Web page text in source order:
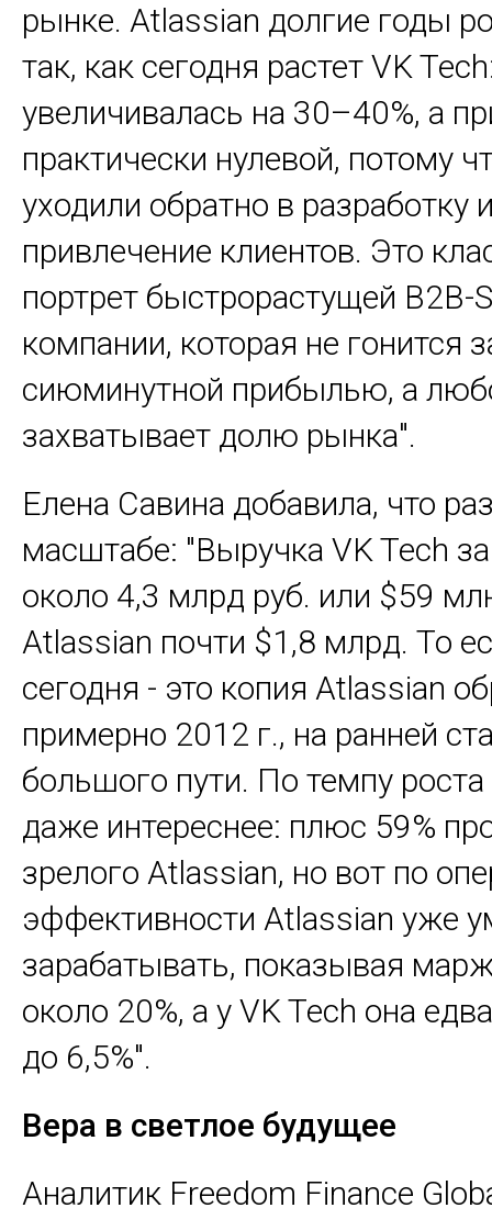
рынке. Atlassian долгие годы
так, как сегодня растет VK
увеличивалась на 30–40%, а
практически нулевой, потому
уходили обратно в разработку
привлечение клиентов. Это
портрет быстрорастущей B2B-
компании, которая не гонится
сиюминутной прибылью, а
захватывает долю рынка".
Елена Савина добавила, что
масштабе: "Выручка VK Tech
около 4,3 млрд руб. или $59
Atlassian почти $1,8 млрд. То
сегодня - это копия Atlassian
примерно 2012 г., на ранней
большого пути. По темпу роста
даже интереснее: плюс 59%
зрелого Atlassian, но вот по
эффективности Atlassian уже
зарабатывать, показывая
около 20%, а у VK Tech она
до 6,5%".
Вера в светлое будущее
Аналитик Freedom Finance